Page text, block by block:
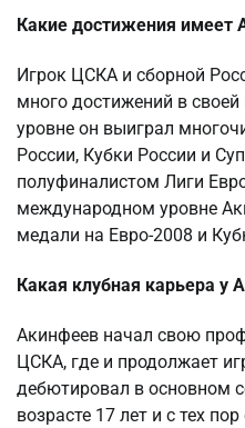
Какие достижения имеет
Игрок ЦСКА и сборной
много достижений в
уровне он выиграл
России, Кубки России и
полуфиналистом Лиги
международном уровне
медали на Евро-2008 и
Какая клубная карьера у
Акинфеев начал свою
ЦСКА, где и продолжает
дебютировал в основном
возрасте 17 лет и с тех